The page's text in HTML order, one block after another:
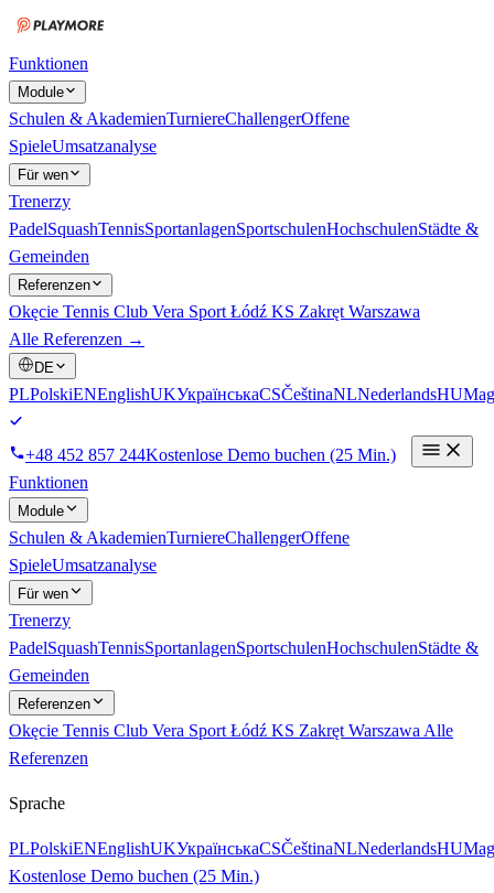
Funktionen
Module
Schulen & AkademienTurniereChallengerOffene
SpieleUmsatzanalyse
Für wen
Trenerzy
PadelSquashTennisSportanlagenSportschulenHochschulenStädte &
Gemeinden
Referenzen
Okęcie Tennis Club Vera Sport Łódź KS Zakręt Warszawa
Alle Referenzen →
DE
PLPolskiENEnglishUKУкраїнськаCSČeštinaNLNederlandsHU
+48 452 857 244Kostenlose Demo buchen (25 Min.)
Funktionen
Module
Schulen & AkademienTurniereChallengerOffene
SpieleUmsatzanalyse
Für wen
Trenerzy
PadelSquashTennisSportanlagenSportschulenHochschulenStädte &
Gemeinden
Referenzen
Okęcie Tennis Club Vera Sport Łódź KS Zakręt Warszawa Alle
Referenzen
Sprache
PLPolskiENEnglishUKУкраїнськаCSČeštinaNLNederlandsHU
Kostenlose Demo buchen (25 Min.)